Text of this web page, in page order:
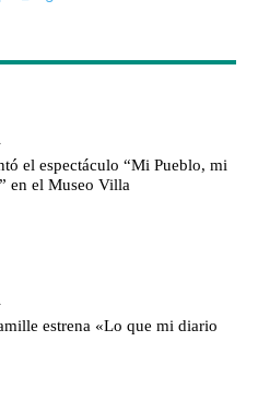
el espectáculo “Mi Pueblo, mi
en el Museo Villa
estrena «Lo que mi diario